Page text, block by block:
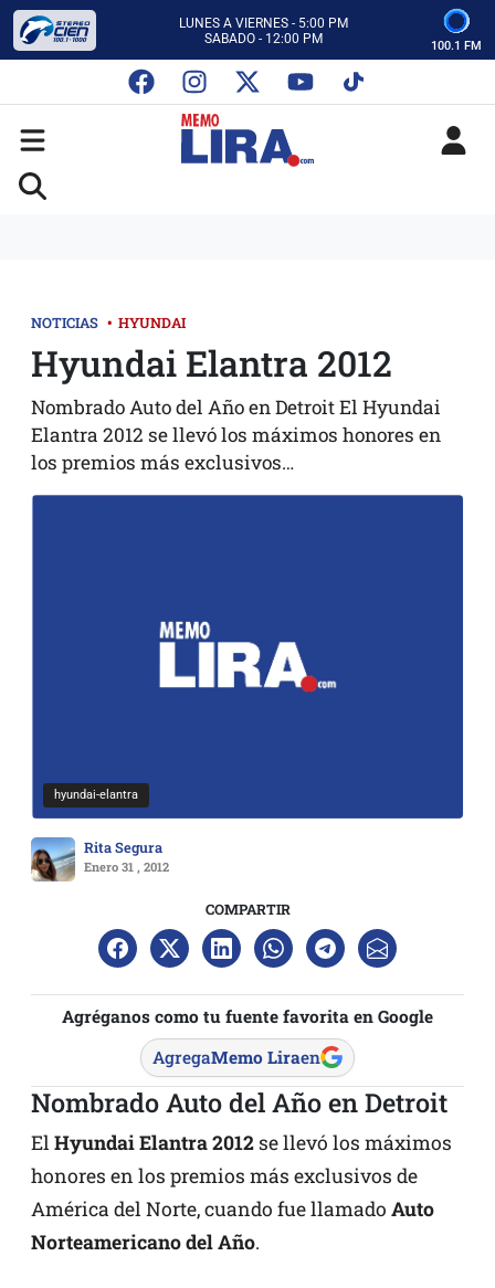
LUNES A VIERNES - 5:00 PM
SABADO - 12:00 PM
CON MEMO LIRA Y SU EQUIPO
LUNES A VIERNES - 5:00 PM
SABADO - 12:00 PM
100.1 FM
NOTICIAS • HYUNDAI
Hyundai Elantra 2012
Nombrado Auto del Año en Detroit El Hyundai
Elantra 2012 se llevó los máximos honores en
los premios más exclusivos…
hyundai-elantra
Rita Segura
Enero 31 , 2012
COMPARTIR
Agréganos como tu fuente favorita en Google
AgregaMemo Liraen
Nombrado Auto del Año en Detroit
El Hyundai Elantra 2012 se llevó los máximos
honores en los premios más exclusivos de
América del Norte, cuando fue llamado Auto
Norteamericano del Año.